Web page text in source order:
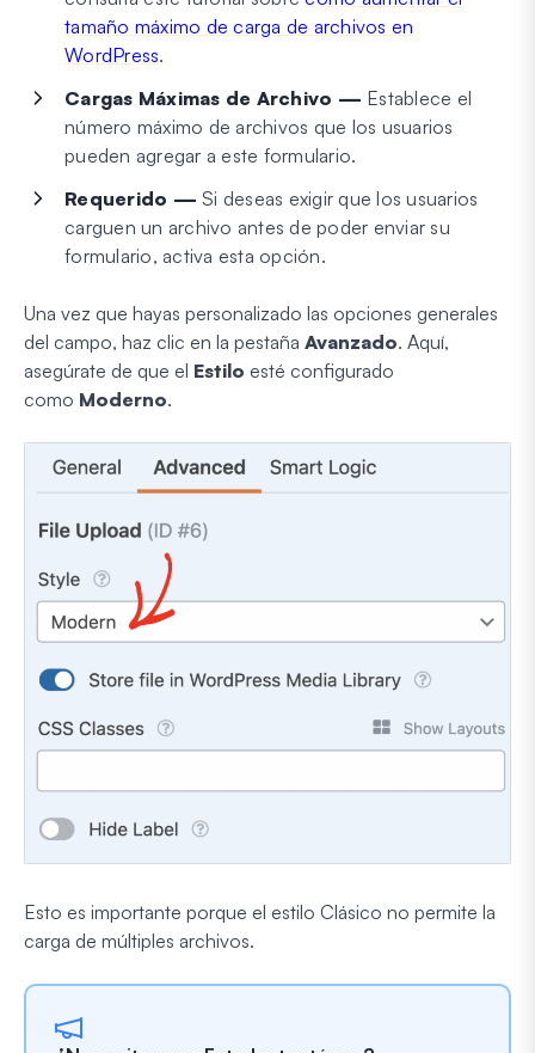
tamaño máximo de carga de archivos en
WordPress.
Cargas Máximas de Archivo — Establece el
número máximo de archivos que los usuarios
pueden agregar a este formulario.
Requerido — Si deseas exigir que los usuarios
carguen un archivo antes de poder enviar su
formulario, activa esta opción.
Una vez que hayas personalizado las opciones generales
del campo, haz clic en la pestaña Avanzado. Aquí,
asegúrate de que el Estilo esté configurado
como Moderno.
Esto es importante porque el estilo Clásico no permite la
carga de múltiples archivos.